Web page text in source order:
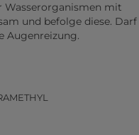
Wasserorganismen mit
und befolge diese. Darf
Augenreizung.